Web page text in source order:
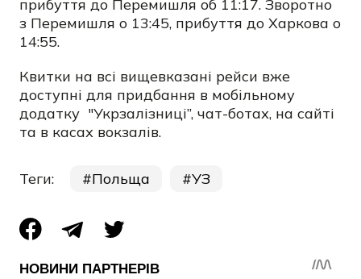
прибуття до Перемишля об 11:17. Зворотно
з Перемишля о 13:45, прибуття до Харкова о
14:55.
Квитки на всі вищевказані рейси вже
доступні для придбання в мобільному
додатку "Укрзалізниці”, чат-ботах, на сайті
та в касах вокзалів.
Теги: Польща УЗ